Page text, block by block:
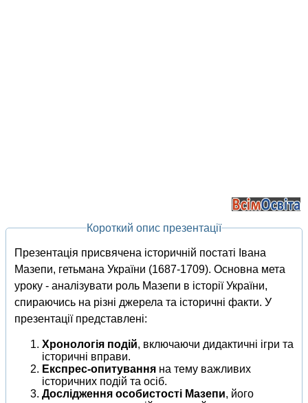
Короткий опис презентації
Презентація присвячена історичній постаті Івана
Мазепи, гетьмана України (1687-1709). Основна мета
уроку - аналізувати роль Мазепи в історії України,
спираючись на різні джерела та історичні факти. У
презентації представлені:
Хронологія подій, включаючи дидактичні ігри та
історичні вправи.
Експрес-опитування на тему важливих
історичних подій та осіб.
Дослідження особистості Мазепи, його